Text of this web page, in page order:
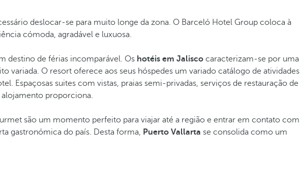
deslocar-se para muito longe da zona. O Barceló Hotel Group coloca à
cómoda, agradável e luxuosa.
destino de férias incomparável. Os hotéis em Jalisco caracterizam-se por uma
O resort oferece aos seus hóspedes um variado catálogo de atividades
Espaçosas suites com vistas, praias semi-privadas, serviços de restauração de
alojamento proporciona.
são um momento perfeito para viajar até a região e entrar em contato com
gastronómica do país. Desta forma, Puerto Vallarta se consolida como um